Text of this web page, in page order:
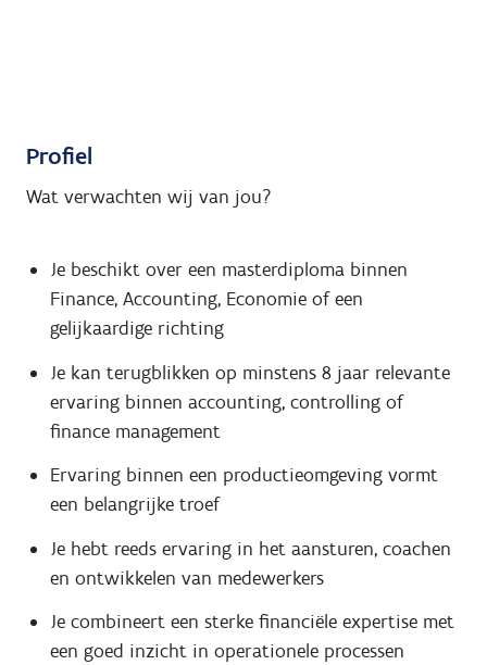
Profiel
Wat verwachten wij van jou?
Je beschikt over een masterdiploma binnen
Finance, Accounting, Economie of een
gelijkaardige richting
Je kan terugblikken op minstens 8 jaar relevante
ervaring binnen accounting, controlling of
finance management
Ervaring binnen een productieomgeving vormt
een belangrijke troef
Je hebt reeds ervaring in het aansturen, coachen
en ontwikkelen van medewerkers
Je combineert een sterke financiële expertise met
een goed inzicht in operationele processen